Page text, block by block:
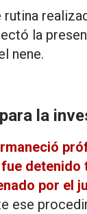
la
nene.
la
detenido
por el
ese